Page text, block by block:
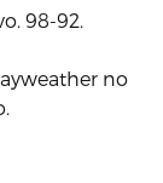
98-92.
no